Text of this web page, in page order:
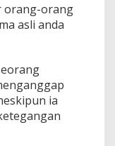
orang-orang
asli anda
ia